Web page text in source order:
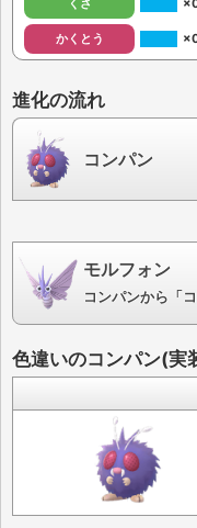
くさ
かくとう
進化の流れ
コンパン
モルフォン
コンパンから「
色違いのコンパン(実